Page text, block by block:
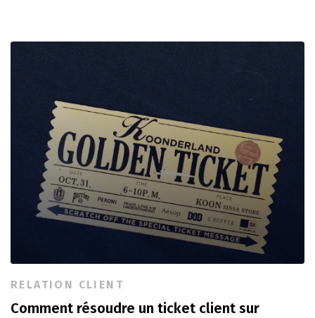
RELATION CLIENT
Comment résoudre un ticket client sur